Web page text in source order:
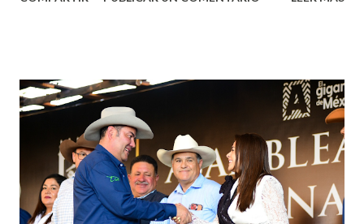
municipal, Leo Montañez dio inicio al programa
Corazón Urbano y el Municipio capital. Leo Montañez
informó que en este programa se usarán cerca de 90 mil
metros cuadrados de pintura, para dar inicio en la calle
Nieto, entre Jesús F. Elizondo y la calle 22 de Octubre, con
lo que se aplicará pintura en 66 casas. Posteriormente se
llevará este programa a Villas de Nuestra Señora de la